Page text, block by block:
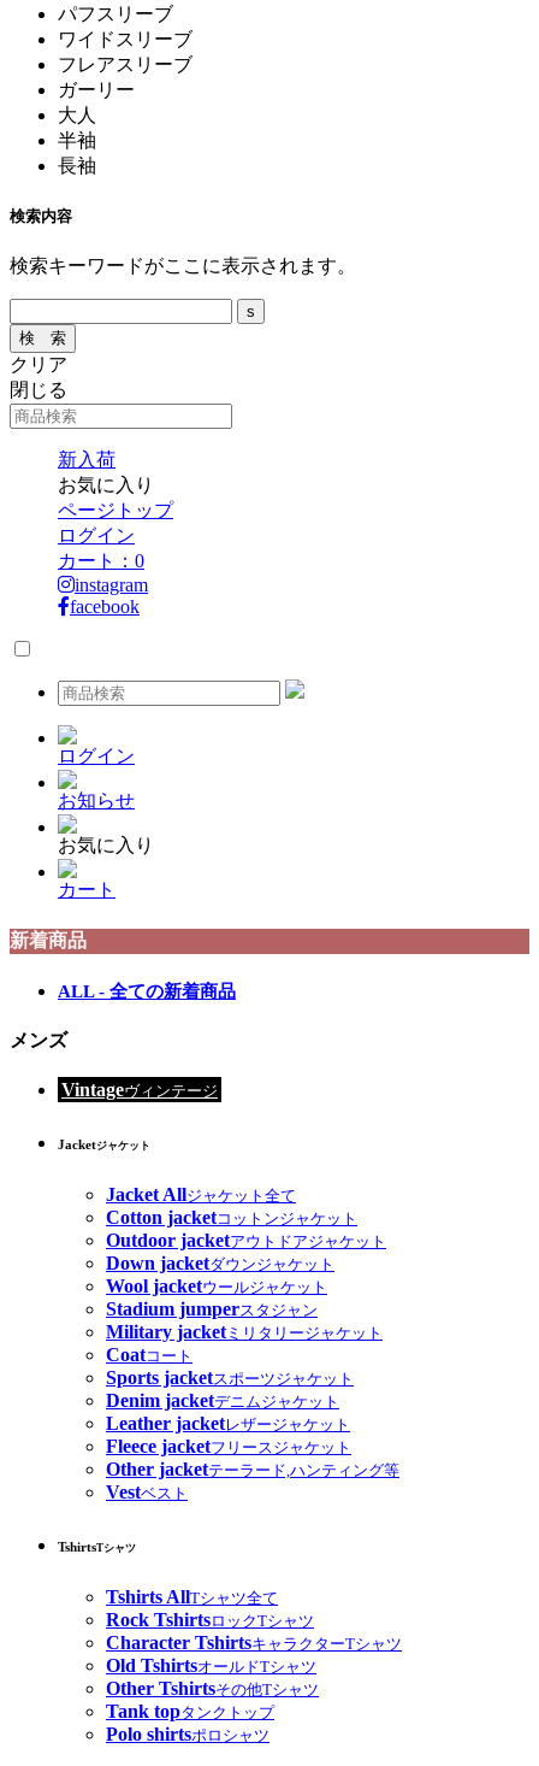
パフスリーブ
ワイドスリーブ
フレアスリーブ
ガーリー
大人
半袖
長袖
検索内容
検索キーワードがここに表示されます。
クリア
閉じる
新入荷
お気に入り
ページトップ
ログイン
カート： 0
instagram
facebook
ログイン
お知らせ
お気に入り
カート
新着商品
ALL - 全ての新着商品
メンズ
Vintageヴィンテージ
Jacketジャケット
Jacket Allジャケット全て
Cotton jacketコットンジャケット
Outdoor jacketアウトドアジャケット
Down jacketダウンジャケット
Wool jacketウールジャケット
Stadium jumperスタジャン
Military jacketミリタリージャケット
Coatコート
Sports jacketスポーツジャケット
Denim jacketデニムジャケット
Leather jacketレザージャケット
Fleece jacketフリースジャケット
Other jacketテーラード,ハンティング等
Vestベスト
TshirtsTシャツ
Tshirts AllTシャツ全て
Rock TshirtsロックTシャツ
Character TshirtsキャラクターTシャツ
Old TshirtsオールドTシャツ
Other Tshirtsその他Tシャツ
Tank topタンクトップ
Polo shirtsポロシャツ